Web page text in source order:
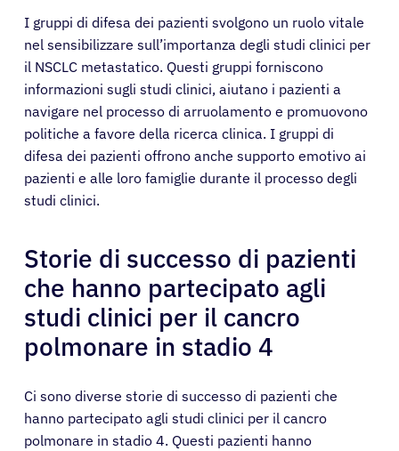
Medici
Soluzioni
Risorse
Chi siamo
Registrazione
Italiano
I gruppi di difesa dei pazienti svolgono un ruolo vitale
nel sensibilizzare sull’importanza degli studi clinici per
il NSCLC metastatico. Questi gruppi forniscono
informazioni sugli studi clinici, aiutano i pazienti a
navigare nel processo di arruolamento e promuovono
politiche a favore della ricerca clinica. I gruppi di
difesa dei pazienti offrono anche supporto emotivo ai
pazienti e alle loro famiglie durante il processo degli
studi clinici.
Storie di successo di pazienti
che hanno partecipato agli
studi clinici per il cancro
polmonare in stadio 4
Ci sono diverse storie di successo di pazienti che
hanno partecipato agli studi clinici per il cancro
polmonare in stadio 4. Questi pazienti hanno